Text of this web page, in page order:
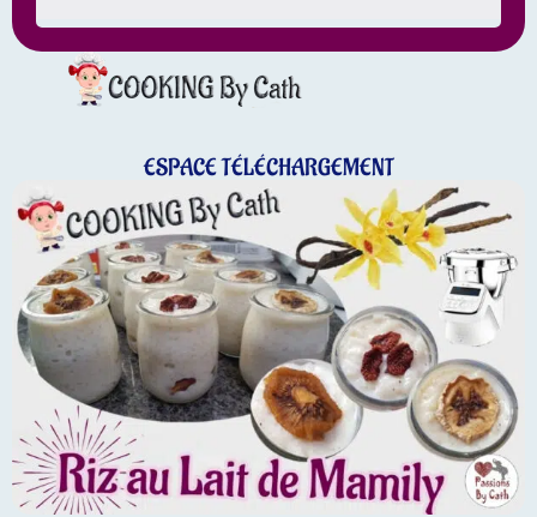
ESPACE TÉLÉCHARGEMENT